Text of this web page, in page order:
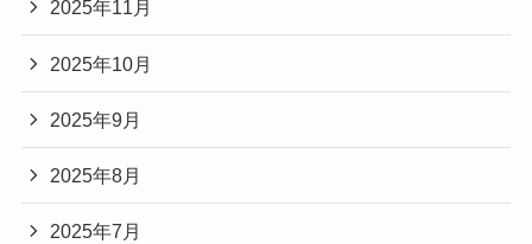
2025年11月
2025年10月
2025年9月
2025年8月
2025年7月